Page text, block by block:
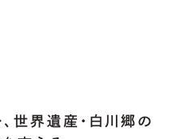
世界遺産・白川郷の